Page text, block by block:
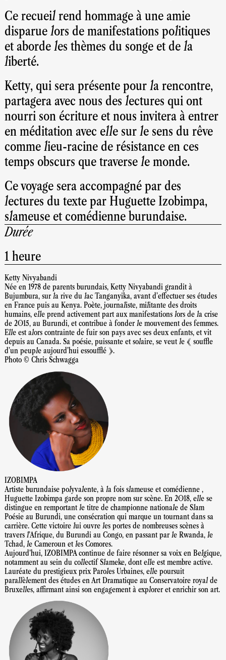
Ce recueil rend hommage à une amie
disparue lors de manifestations politiques
et aborde les thèmes du songe et de la
liberté.
Ketty, qui sera présente pour la rencontre,
partagera avec nous des lectures qui ont
nourri son écriture et nous invitera à entrer
en méditation avec elle sur le sens du rêve
comme lieu-racine de résistance en ces
temps obscurs que traverse le monde.
Ce voyage sera accompagné par des
lectures du texte par Huguette Izobimpa,
slameuse et comédienne burundaise.
Durée
1 heure
Ketty Nivyabandi
Née en 1978 de parents burundais, Ketty Nivyabandi grandit à
Bujumbura, sur la rive du lac Tanganyika, avant d’effectuer ses études
en France puis au Kenya. Poète, journaliste, militante des droits
humains, elle prend activement part aux manifestations lors de la crise
de 2015, au Burundi, et contribue à fonder le mouvement des femmes.
Elle est alors contrainte de fuir son pays avec ses deux enfants, et vit
depuis au Canada. Sa poésie, puissante et solaire, se veut le « souffle
d’un peuple aujourd’hui essoufflé ».
Photo © Chris Schwagga
IZOBIMPA
Artiste burundaise polyvalente, à la fois slameuse et comédienne ,
Huguette Izobimpa garde son propre nom sur scène. En 2018, elle se
distingue en remportant le titre de championne nationale de Slam
Poésie au Burundi, une consécration qui marque un tournant dans sa
carrière. Cette victoire lui ouvre les portes de nombreuses scènes à
travers l'Afrique, du Burundi au Congo, en passant par le Rwanda, le
Tchad, le Cameroun et les Comores.
Aujourd'hui, IZOBIMPA continue de faire résonner sa voix en Belgique,
notamment au sein du collectif Slameke, dont elle est membre active.
Lauréate du prestigieux prix Paroles Urbaines, elle poursuit
parallèlement des études en Art Dramatique au Conservatoire royal de
Bruxelles, affirmant ainsi son engagement à explorer et enrichir son art.